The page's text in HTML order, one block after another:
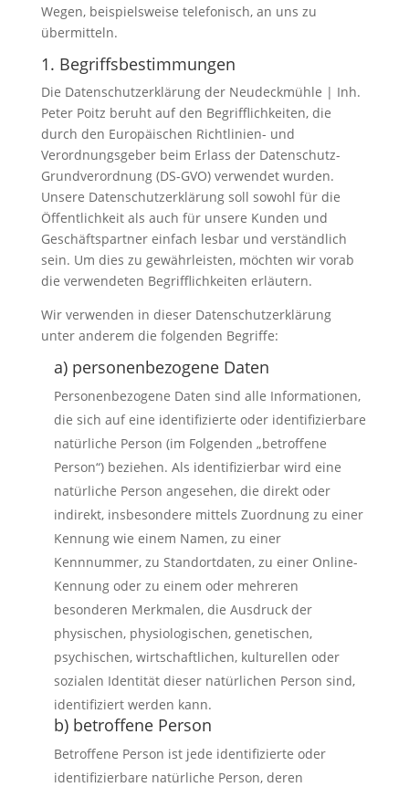
Wegen, beispielsweise telefonisch, an uns zu
übermitteln.
1. Begriffsbestimmungen
Die Datenschutzerklärung der Neudeckmühle | Inh.
Peter Poitz beruht auf den Begrifflichkeiten, die
durch den Europäischen Richtlinien- und
Verordnungsgeber beim Erlass der Datenschutz-
Grundverordnung (DS-GVO) verwendet wurden.
Unsere Datenschutzerklärung soll sowohl für die
Öffentlichkeit als auch für unsere Kunden und
Geschäftspartner einfach lesbar und verständlich
sein. Um dies zu gewährleisten, möchten wir vorab
die verwendeten Begrifflichkeiten erläutern.
Wir verwenden in dieser Datenschutzerklärung
unter anderem die folgenden Begriffe:
a) personenbezogene Daten
Personenbezogene Daten sind alle Informationen,
die sich auf eine identifizierte oder identifizierbare
natürliche Person (im Folgenden „betroffene
Person“) beziehen. Als identifizierbar wird eine
natürliche Person angesehen, die direkt oder
indirekt, insbesondere mittels Zuordnung zu einer
Kennung wie einem Namen, zu einer
Kennnummer, zu Standortdaten, zu einer Online-
Kennung oder zu einem oder mehreren
besonderen Merkmalen, die Ausdruck der
physischen, physiologischen, genetischen,
psychischen, wirtschaftlichen, kulturellen oder
sozialen Identität dieser natürlichen Person sind,
identifiziert werden kann.
b) betroffene Person
Betroffene Person ist jede identifizierte oder
identifizierbare natürliche Person, deren